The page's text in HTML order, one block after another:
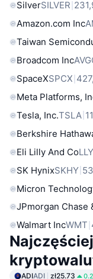
SilverSILVER
Amazon.com Inc
Taiwan
Broadcom Inc
SpaceXSPCX
Meta Platforms,
Tesla, Inc.TSLA
Berkshire
Eli Lilly And CoLLY
SK HynixSKHY
Micron
JPmorgan Chase
Walmart IncWMT
ADIADI zł25.73